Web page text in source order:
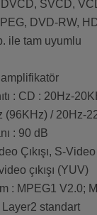
SVCD,
DVD-RW,
ile tam uyumlu
: CD : 20Hz-
(96KHz) / 20Hz-
: 90 dB
Çıkışı, S-Video
çıkışı (YUV)
: MPEG1 V2.0;
standart